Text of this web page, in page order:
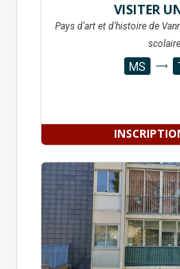
VISITER
Pays d'art et d'histoire de
MS